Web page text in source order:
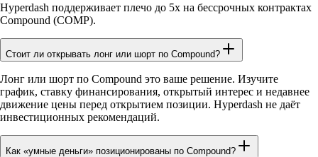
Hyperdash поддерживает плечо до 5x на бессрочных контрактах
Compound (COMP).
Стоит ли открывать лонг или шорт по Compound?
Лонг или шорт по Compound это ваше решение. Изучите
график, ставку финансирования, открытый интерес и недавнее
движение цены перед открытием позиции. Hyperdash не даёт
инвестиционных рекомендаций.
Как «умные деньги» позиционированы по Compound?